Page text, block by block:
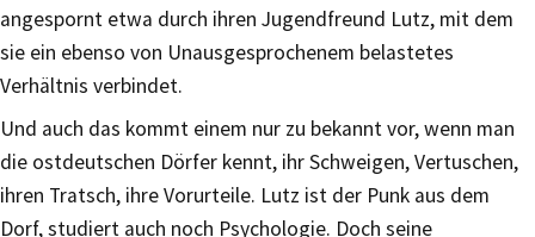
angespornt etwa durch ihren Jugendfreund Lutz, mit dem
sie ein ebenso von Unausgesprochenem belastetes
Verhältnis verbindet.
Und auch das kommt einem nur zu bekannt vor, wenn man
die ostdeutschen Dörfer kennt, ihr Schweigen, Vertuschen,
ihren Tratsch, ihre Vorurteile. Lutz ist der Punk aus dem
Dorf, studiert auch noch Psychologie. Doch seine